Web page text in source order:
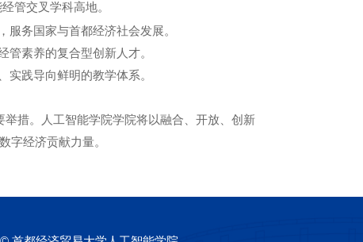
管交叉学科高地。
务国家与首都经济社会发展。
素养的复合型创新人才。
践导向鲜明的教学体系。
措。人工智能学院学院将以融合、开放、创新
字经济贡献力量。